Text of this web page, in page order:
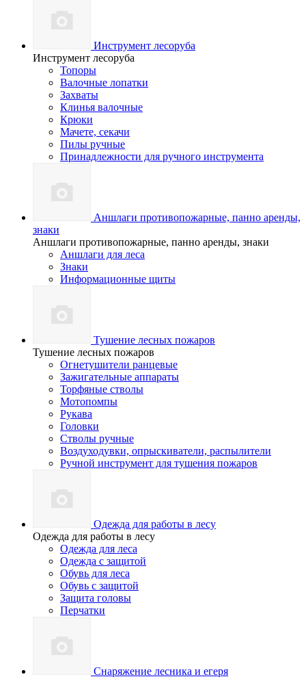
Инструмент лесоруба
Инструмент лесоруба
Топоры
Валочные лопатки
Захваты
Клинья валочные
Крюки
Мачете, секачи
Пилы ручные
Принадлежности для ручного инструмента
Аншлаги противопожарные, панно аренды,
знаки
Аншлаги противопожарные, панно аренды, знаки
Аншлаги для леса
Знаки
Информационные щиты
Тушение лесных пожаров
Тушение лесных пожаров
Огнетушители ранцевые
Зажигательные аппараты
Торфяные стволы
Мотопомпы
Рукава
Головки
Стволы ручные
Воздуходувки, опрыскиватели, распылители
Ручной инструмент для тушения пожаров
Одежда для работы в лесу
Одежда для работы в лесу
Одежда для леса
Одежда с защитой
Обувь для леса
Обувь с защитой
Защита головы
Перчатки
Снаряжение лесника и егеря